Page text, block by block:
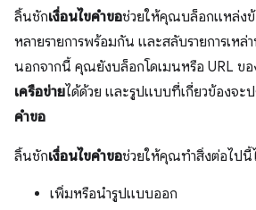
ลิ้นชักเงื่อนไขคำขอช่วยให้คุณบล็อกแหล่ง
หลายรายการพร้อมกัน และสลับรายการเหล่
นอกจากนี้ คุณยังบล็อกโดเมนหรือ URL ขอ
เครือข่ายได้ด้วย และรูปแบบที่เกี่ยวข้องจะ
คำขอ
ลิ้นชักเงื่อนไขคำขอช่วยให้คุณทำสิ่งต่อไปนี้
เพิ่มหรือนำรูปแบบออก